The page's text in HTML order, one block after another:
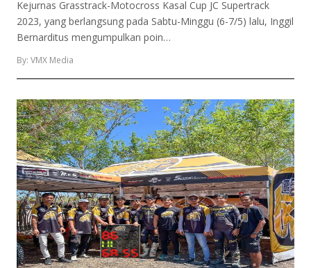
Kejurnas Grasstrack-Motocross Kasal Cup JC Supertrack
2023, yang berlangsung pada Sabtu-Minggu (6-7/5) lalu, Inggil
Bernarditus mengumpulkan poin…
By: VMX Media